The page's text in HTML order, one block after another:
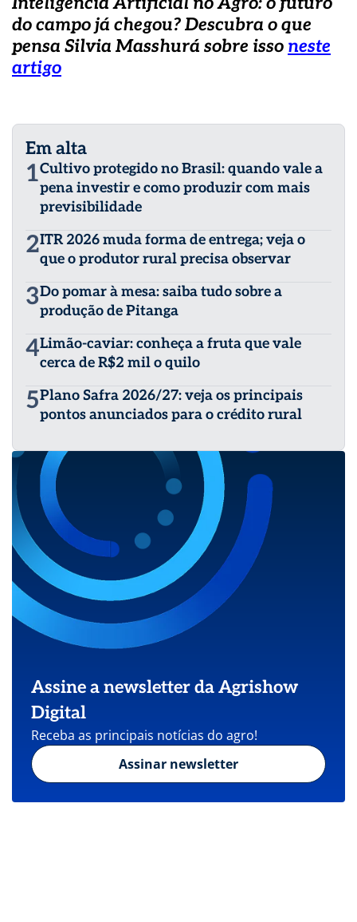
do campo já chegou? Descubra o que
pensa Silvia Masshurá sobre isso neste
artigo
Em alta
1Cultivo protegido no Brasil: quando vale a
pena investir e como produzir com mais
previsibilidade
2ITR 2026 muda forma de entrega; veja o
que o produtor rural precisa observar
3Do pomar à mesa: saiba tudo sobre a
produção de Pitanga
4Limão-caviar: conheça a fruta que vale
cerca de R$2 mil o quilo
5Plano Safra 2026/27: veja os principais
pontos anunciados para o crédito rural
Assine a newsletter da Agrishow
Digital
Receba as principais notícias do agro!
Assinar newsletter